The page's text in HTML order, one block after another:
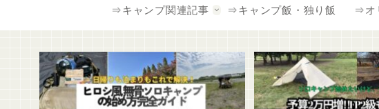
⇒キャンプ関連記事 ⇒キャンプ飯・独り飯 ⇒オ